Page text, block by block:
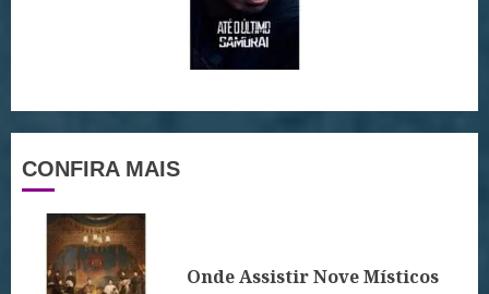
CONFIRA MAIS
Onde Assistir Nove Místicos